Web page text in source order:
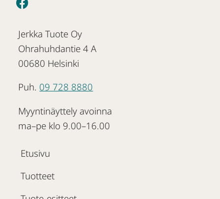
Jerkka Tuote Oy
Ohrahuhdantie 4 A
00680 Helsinki
Puh. 09 728 8880
Myyntinäyttely avoinna
ma–pe klo 9.00–16.00
Etusivu
Tuotteet